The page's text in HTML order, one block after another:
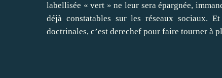
labellisée « vert » ne leur sera épargnée,
déjà constatables sur les réseaux sociaux.
doctrinales, c’est derechef pour faire tourner à